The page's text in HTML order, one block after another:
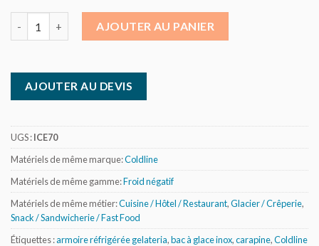
AJOUTER AU PANIER
AJOUTER AU DEVIS
UGS :ICE70
Matériels de même marque:Coldline
Matériels de même gamme:Froid négatif
Matériels de même métier:Cuisine / Hôtel / Restaurant,Glacier / Crêperie,
Snack / Sandwicherie / Fast Food
Étiquettes :armoire réfrigérée gelateria,bac à glace inox,carapine,Coldline